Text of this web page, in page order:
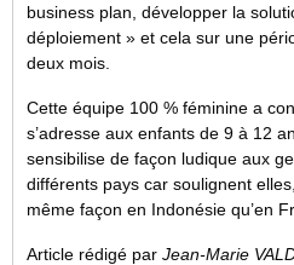
business plan, développer la
déploiement » et cela sur une
deux mois.
Cette équipe 100 % féminine a
s’adresse aux enfants de 9 à 12
sensibilise de façon ludique aux
différents pays car soulignent
même façon en Indonésie qu’en
Article rédigé par Jean-Marie